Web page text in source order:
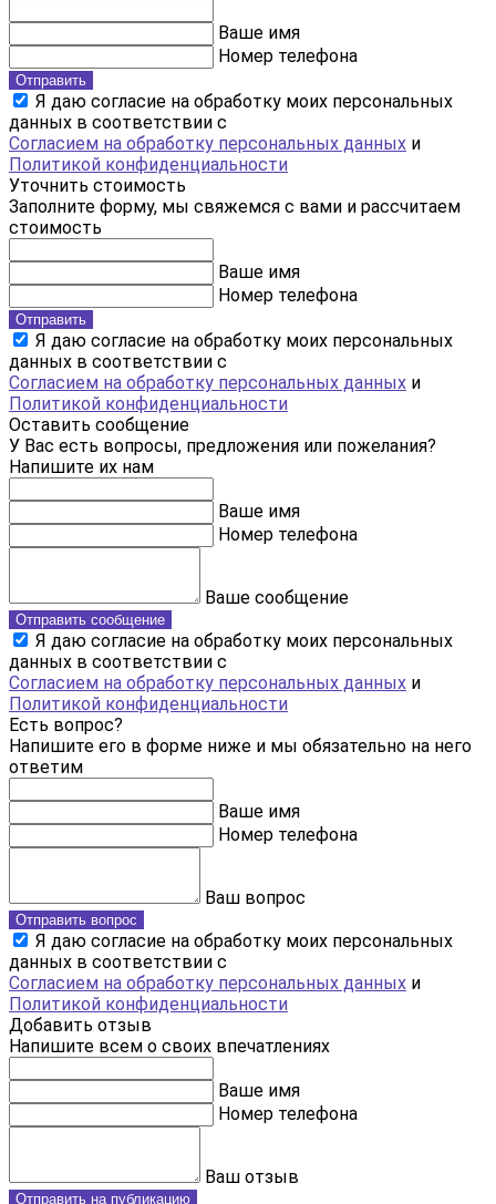
Ваше имя
Номер телефона
Отправить
Я даю согласие на обработку моих персональных
данных в соответствии с
Согласием на обработку персональных данных и
Политикой конфиденциальности
Уточнить стоимость
Заполните форму, мы свяжемся с вами и рассчитаем
стоимость
Ваше имя
Номер телефона
Отправить
Я даю согласие на обработку моих персональных
данных в соответствии с
Согласием на обработку персональных данных и
Политикой конфиденциальности
Оставить сообщение
У Вас есть вопросы, предложения или пожелания?
Напишите их нам
Ваше имя
Номер телефона
Ваше сообщение
Отправить сообщение
Я даю согласие на обработку моих персональных
данных в соответствии с
Согласием на обработку персональных данных и
Политикой конфиденциальности
Есть вопрос?
Напишите его в форме ниже и мы обязательно на него
ответим
Ваше имя
Номер телефона
Ваш вопрос
Отправить вопрос
Я даю согласие на обработку моих персональных
данных в соответствии с
Согласием на обработку персональных данных и
Политикой конфиденциальности
Добавить отзыв
Напишите всем о своих впечатлениях
Ваше имя
Номер телефона
Ваш отзыв
Отправить на публикацию